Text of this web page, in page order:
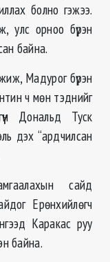
болно гэжээ.
улс орноо бүрэн
байна.
Мадурог бүрэн
ч мөн тэднийг
Дональд Туск
дэх “ардчилсан
сайд
Ерөнхийлөгч
Каракас руу
байна.